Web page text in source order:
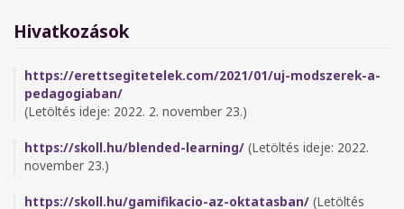
Hivatkozások
https://erettsegitetelek.com/2021/01/uj-modszerek-a-
pedagogiaban/
(Letöltés ideje: 2022. 2. november 23.)
https://skoll.hu/blended-learning/ (Letöltés ideje: 2022.
november 23.)
https://skoll.hu/gamifikacio-az-oktatasban/ (Letöltés